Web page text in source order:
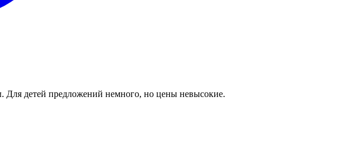
Для детей предложений немного, но цены невысокие.